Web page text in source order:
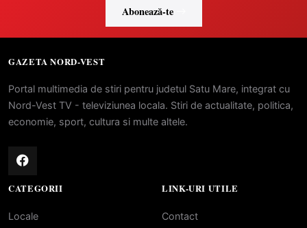
Abonează-te
GAZETA NORD-VEST
Portal multimedia de stiri pentru judetul Satu Mare, integrat cu
Nord-Vest TV - televiziunea locala. Stiri de actualitate, politica,
economie, sport, cultura si multe altele.
CATEGORII
Locale
LINK-URI UTILE
Contact